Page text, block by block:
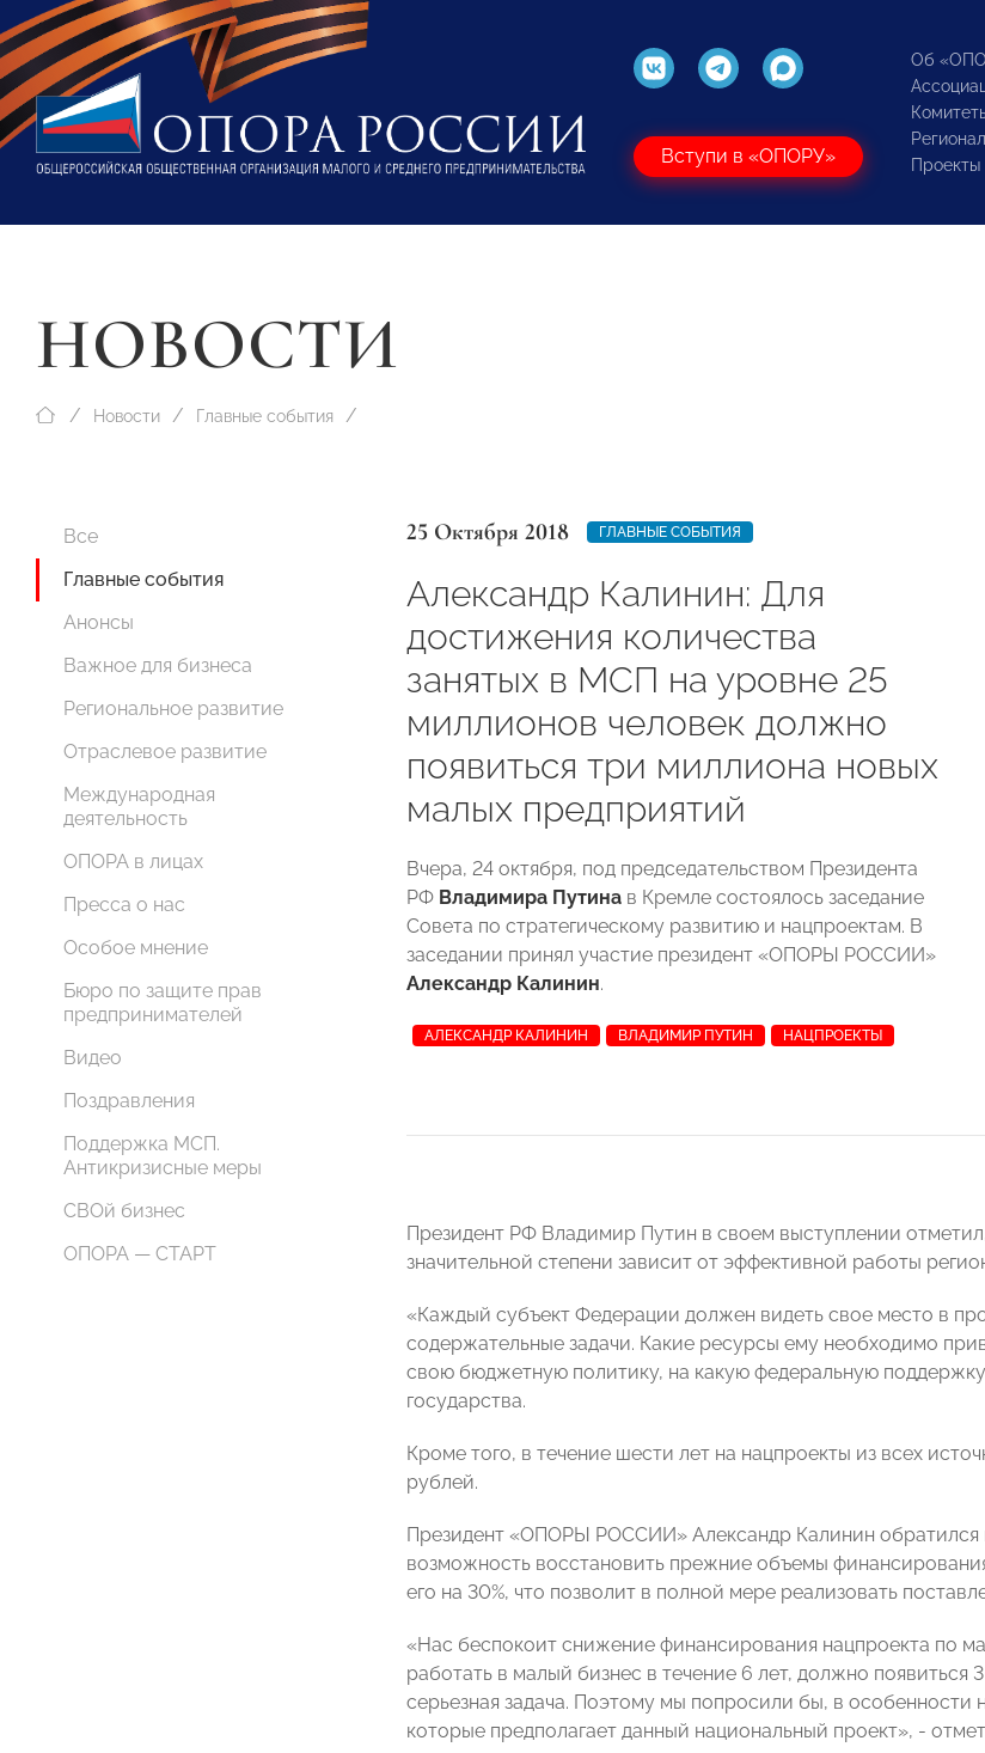
Вступи в «ОПОРУ»
Об
Проекты
НОВОСТИ
Новости Главные события
Все
Главные события
Анонсы
Важное для бизнеса
Региональное развитие
Отраслевое развитие
Международная
деятельность
ОПОРА в лицах
Пресса о нас
Особое мнение
Бюро по защите прав
предпринимателей
Видео
Поздравления
Поддержка МСП.
Антикризисные меры
СВОй бизнес
ОПОРА — СТАРТ
25 Октября 2018 ГЛАВНЫЕ СОБЫТИЯ
Александр Калинин: Для
достижения количества
занятых в МСП на уровне 25
миллионов человек должно
появиться три миллиона новых
малых предприятий
Вчера, 24 октября, под председательством Президента
РФ Владимира Путина в Кремле состоялось заседание
Совета по стратегическому развитию и нацпроектам. В
заседании принял участие президент «ОПОРЫ РОССИИ»
Александр Калинин.
АЛЕКСАНДР КАЛИНИН ВЛАДИМИР ПУТИН НАЦПРОЕКТЫ
Президент РФ Владимир Путин в своем выступлении
значительной степени зависит от эффективной работы
«Каждый субъект Федерации должен видеть свое место в
содержательные задачи. Какие ресурсы ему необходимо
свою бюджетную политику, на какую федеральную
государства.
Кроме того, в течение шести лет на нацпроекты из всех
рублей.
Президент «ОПОРЫ РОССИИ» Александр Калинин обратился
возможность восстановить прежние объемы
его на 30%, что позволит в полной мере реализовать
«Нас беспокоит снижение финансирования нацпроекта по
работать в малый бизнес в течение 6 лет, должно
серьезная задача. Поэтому мы попросили бы, в особенности
которые предполагает данный национальный проект», -